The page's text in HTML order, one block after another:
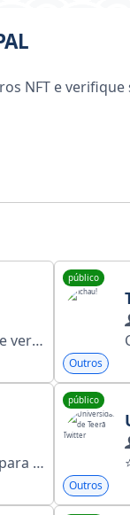
NFT e
Site: https://waves.tech/
público
Outros
irritantes]
público
⭐️
Outros